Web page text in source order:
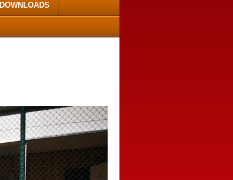
DOWNLOADS